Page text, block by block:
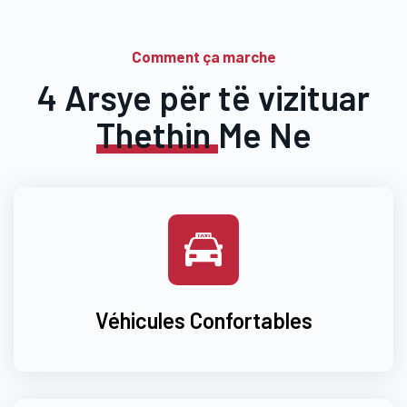
Comment ça marche
4 Arsye për të vizituar
ThethinMe Ne
Véhicules Confortables